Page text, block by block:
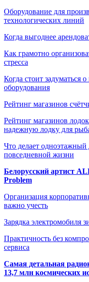
Оборудование для
технологических линий
Когда выгоднее
Как грамотно
стресса
Когда стоит задуматься
оборудования
Рейтинг магазинов
Рейтинг магазинов
надежную лодку для
Что делает
повседневной жизни
Белорусский артист
Problem
Организация
важно учесть
Зарядка электромобиля
Практичность без
сервиса
Самая детальная
13,7 млн космических